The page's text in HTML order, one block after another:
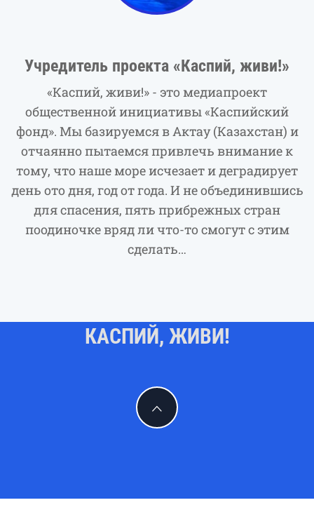
Учредитель проекта «Каспий, живи!»
«Каспий, живи!» - это медиапроект
общественной инициативы «Каспийский
фонд». Мы базируемся в Актау (Казахстан) и
отчаянно пытаемся привлечь внимание к
тому, что наше море исчезает и деградирует
день ото дня, год от года. И не объединившись
для спасения, пять прибрежных стран
поодиночке вряд ли что-то смогут с этим
сделать…
КАСПИЙ, ЖИВИ!